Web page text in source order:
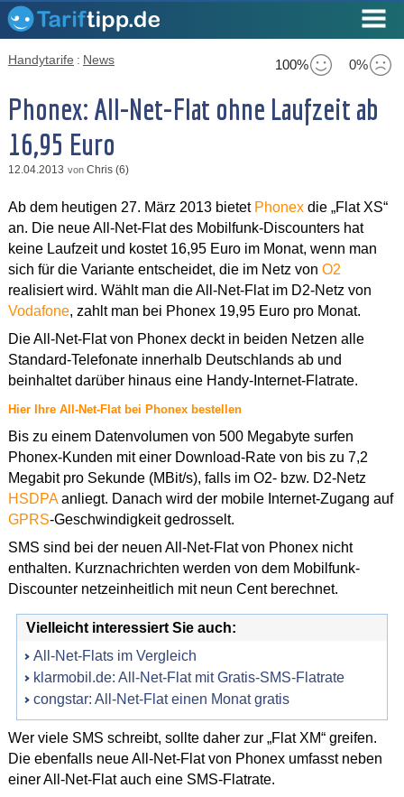
100% 0%
Handytarife : News
Phonex: All-Net-Flat ohne Laufzeit ab
16,95 Euro
12.04.2013 von Chris (6)
Ab dem heutigen 27. März 2013 bietet Phonexdie „Flat XS“
an. Die neue All-Net-Flat des Mobilfunk-Discounters hat
keine Laufzeit und kostet 16,95 Euro im Monat, wenn man
sich für die Variante entscheidet, die im Netz von O2
realisiert wird. Wählt man die All-Net-Flat im D2-Netz von
Vodafone, zahlt man bei Phonex 19,95 Euro pro Monat.
Die All-Net-Flat von Phonex deckt in beiden Netzen alle
Standard-Telefonate innerhalb Deutschlands ab und
beinhaltet darüber hinaus eine Handy-Internet-Flatrate.
Hier Ihre All-Net-Flat bei Phonex bestellen
Bis zu einem Datenvolumen von 500 Megabyte surfen
Phonex-Kunden mit einer Download-Rate von bis zu 7,2
Megabit pro Sekunde (MBit/s), falls im O2- bzw. D2-Netz
HSDPAanliegt. Danach wird der mobile Internet-Zugang auf
GPRS-Geschwindigkeit gedrosselt.
SMS sind bei der neuen All-Net-Flat von Phonex nicht
enthalten. Kurznachrichten werden von dem Mobilfunk-
Discounter netzeinheitlich mit neun Cent berechnet.
Vielleicht interessiert Sie auch:
All-Net-Flats im Vergleich
klarmobil.de: All-Net-Flat mit Gratis-SMS-Flatrate
congstar: All-Net-Flat einen Monat gratis
Wer viele SMS schreibt, sollte daher zur „Flat XM“ greifen.
Die ebenfalls neue All-Net-Flat von Phonex umfasst neben
einer All-Net-Flat auch eine SMS-Flatrate.